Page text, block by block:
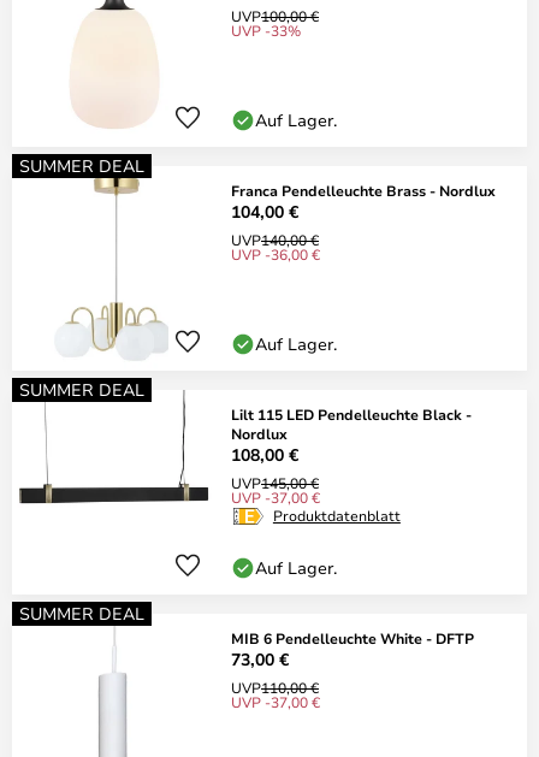
UVP100,00 €
UVP -33%
Auf Lager.
SUMMER DEAL
Franca Pendelleuchte Brass - Nordlux
104,00 €
UVP140,00 €
UVP -36,00 €
Auf Lager.
SUMMER DEAL
Lilt 115 LED Pendelleuchte Black -
Nordlux
108,00 €
UVP145,00 €
UVP -37,00 €
Produktdatenblatt
Auf Lager.
SUMMER DEAL
MIB 6 Pendelleuchte White - DFTP
73,00 €
UVP110,00 €
UVP -37,00 €